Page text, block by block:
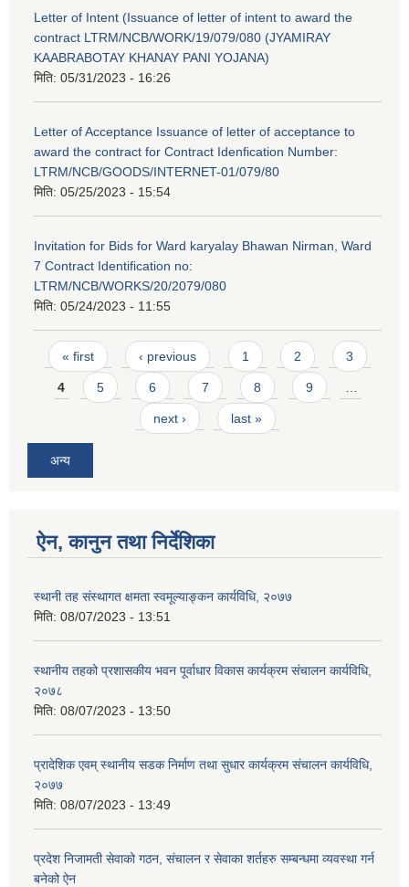
Letter of Intent (Issuance of letter of intent to award the
contract LTRM/NCB/WORK/19/079/080 (JYAMIRAY
KAABRABOTAY KHANAY PANI YOJANA)
मिति: 05/31/2023 - 16:26
Letter of Acceptance Issuance of letter of acceptance to
award the contract for Contract Idenfication Number:
LTRM/NCB/GOODS/INTERNET-01/079/80
मिति: 05/25/2023 - 15:54
Invitation for Bids for Ward karyalay Bhawan Nirman, Ward
7 Contract Identification no:
LTRM/NCB/WORKS/20/2079/080
मिति: 05/24/2023 - 11:55
Pages
« first ‹ previous 1 2 3
4 5 6 7 8 9
next › last »
अन्य
ऐन, कानुन तथा निर्देशिका
स्थानी तह संस्थागत क्षमता स्वमूल्याङ्कन कार्यविधि, २०७७
मिति: 08/07/2023 - 13:51
स्थानीय तहको प्रशासकीय भवन पूर्वाधार विकास कार्यक्रम संचालन कार्यविधि,
२०७८
मिति: 08/07/2023 - 13:50
प्रादेशिक एवम् स्थानीय सडक निर्माण तथा सुधार कार्यक्रम संचालन कार्यविधि,
२०७७
मिति: 08/07/2023 - 13:49
प्रदेश निजामती सेवाको गठन, संचालन र सेवाका शर्तहरु सम्बन्धमा व्यवस्था गर्न
बनेको ऐन